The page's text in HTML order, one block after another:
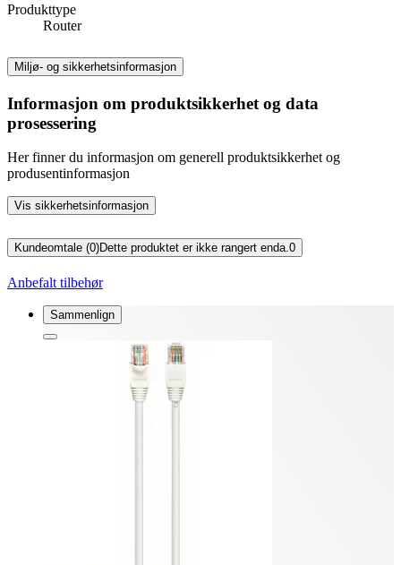
Produkttype
Router
Miljø- og sikkerhetsinformasjon
Informasjon om produktsikkerhet og data
prosessering
Her finner du informasjon om generell produktsikkerhet og
produsentinformasjon
Vis sikkerhetsinformasjon
Kundeomtale (0)Dette produktet er ikke rangert enda.0
Anbefalt tilbehør
Sammenlign